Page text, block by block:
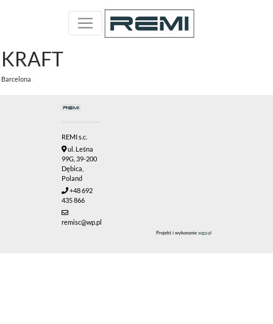
KRAFT
Barcelona
REMI s.c.
ul. Leśna
99G, 39-200
Dębica,
Poland
+48 692
435 866
remisc@wp.pl
Projekt i wykonanie sogy.pl